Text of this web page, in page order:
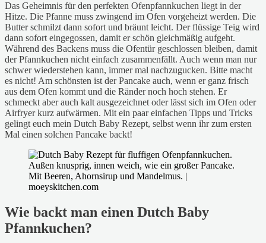
Das Geheimnis für den perfekten Ofenpfannkuchen liegt in der
Hitze. Die Pfanne muss zwingend im Ofen vorgeheizt werden. Die
Butter schmilzt dann sofort und bräunt leicht. Der flüssige Teig wird
dann sofort eingegossen, damit er schön gleichmäßig aufgeht.
Während des Backens muss die Ofentür geschlossen bleiben, damit
der Pfannkuchen nicht einfach zusammenfällt. Auch wenn man nur
schwer wiederstehen kann, immer mal nachzugucken. Bitte macht
es nicht! Am schönsten ist der Pancake auch, wenn er ganz frisch
aus dem Ofen kommt und die Ränder noch hoch stehen. Er
schmeckt aber auch kalt ausgezeichnet oder lässt sich im Ofen oder
Airfryer kurz aufwärmen. Mit ein paar einfachen Tipps und Tricks
gelingt euch mein Dutch Baby Rezept, selbst wenn ihr zum ersten
Mal einen solchen Pancake backt!
Wie backt man einen Dutch Baby
Pfannkuchen?